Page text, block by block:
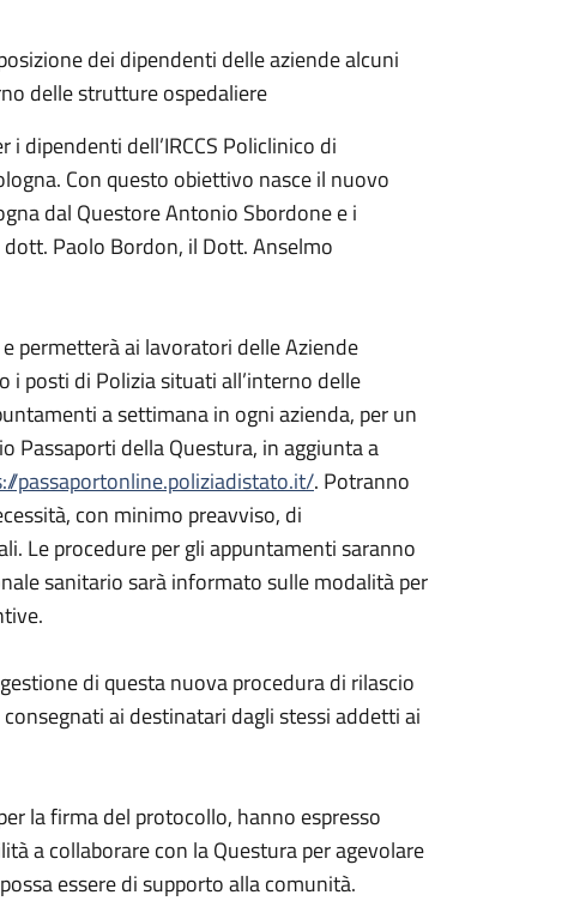
IRCCS Rizzoli e Ausl Bologna
dei dipendenti delle aziende alcuni
delle strutture ospedaliere
dipendenti dell’IRCCS Policlinico di
Con questo obiettivo nasce il nuovo
dal Questore Antonio Sbordone e i
Paolo Bordon, il Dott. Anselmo
permetterà ai lavoratori delle Aziende
posti di Polizia situati all’interno delle
a settimana in ogni azienda, per un
Passaporti della Questura, in aggiunta a
passaportonline.poliziadistato.it/. Potranno
con minimo preavviso, di
Le procedure per gli appuntamenti saranno
sanitario sarà informato sulle modalità per
di questa nuova procedura di rilascio
ai destinatari dagli stessi addetti ai
la firma del protocollo, hanno espresso
a collaborare con la Questura per agevolare
essere di supporto alla comunità.